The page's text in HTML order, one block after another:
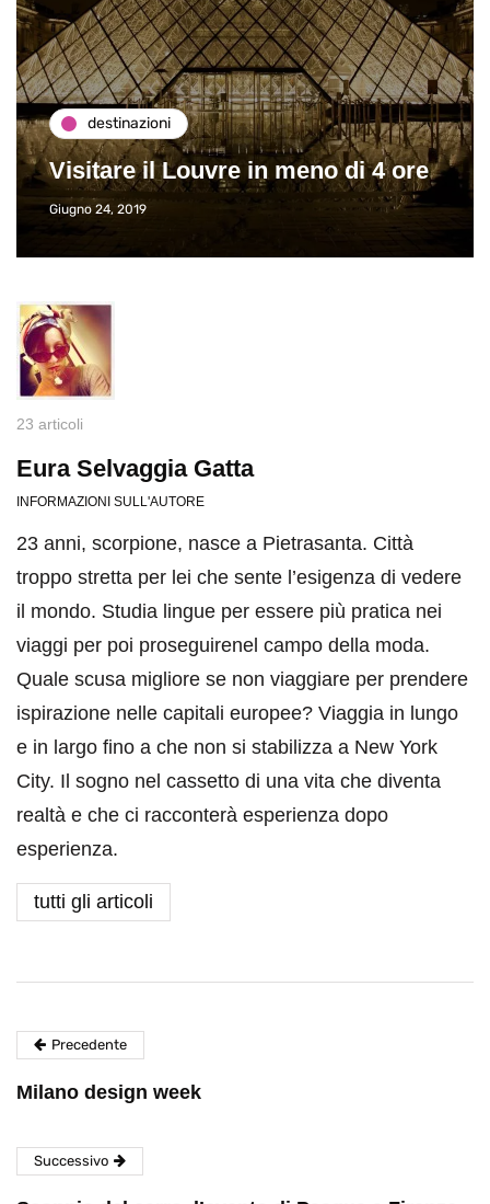
destinazioni
Visitare il Louvre in meno di 4 ore
Giugno 24, 2019
23 articoli
Eura Selvaggia Gatta
INFORMAZIONI SULL'AUTORE
23 anni, scorpione, nasce a Pietrasanta. Città
troppo stretta per lei che sente l’esigenza di vedere
il mondo. Studia lingue per essere più pratica nei
viaggi per poi proseguirenel campo della moda.
Quale scusa migliore se non viaggiare per prendere
ispirazione nelle capitali europee? Viaggia in lungo
e in largo fino a che non si stabilizza a New York
City. Il sogno nel cassetto di una vita che diventa
realtà e che ci racconterà esperienza dopo
esperienza.
tutti gli articoli
Precedente
Milano design week
Successivo